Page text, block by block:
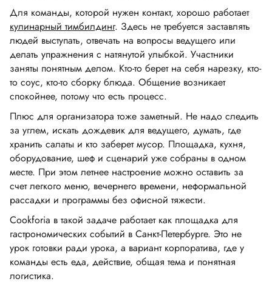
Для команды, которой нужен контакт, хорошо работает
кулинарный тимбилдинг. Здесь не требуется заставлять
людей выступать, отвечать на вопросы ведущего или
делать упражнения с натянутой улыбкой. Участники
заняты понятным делом. Кто-то берет на себя нарезку, кто-
то соус, кто-то сборку блюда. Общение возникает
спокойнее, потому что есть процесс.
Плюс для организатора тоже заметный. Не надо следить
за углем, искать дождевик для ведущего, думать, где
хранить салаты и кто заберет мусор. Площадка, кухня,
оборудование, шеф и сценарий уже собраны в одном
месте. При этом летнее настроение можно оставить за
счет легкого меню, вечернего времени, неформальной
рассадки и программы без офисной тяжести.
Cookforia в такой задаче работает как площадка для
гастрономических событий в Санкт-Петербурге. Это не
урок готовки ради урока, а вариант корпоратива, где у
команды есть еда, действие, общая тема и понятная
логистика.